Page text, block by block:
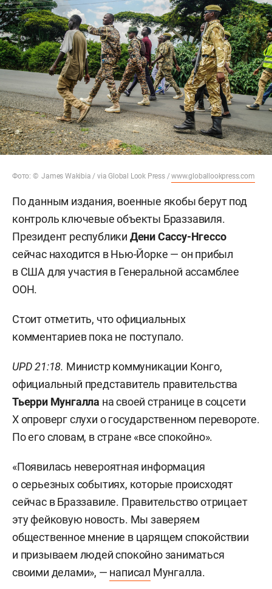
Фото: © James Wakibia / via Global Look Press /www.globallookpress.com
По данным издания, военные якобы берут под
контроль ключевые объекты Браззавиля.
Президент республики Дени Сассу-Нгессо
сейчас находится в Нью-Йорке — он прибыл
в США для участия в Генеральной ассамблее
ООН.
Стоит отметить, что официальных
комментариев пока не поступало.
UPD 21:18. Министр коммуникации Конго,
официальный представитель правительства
Тьерри Мунгалла на своей странице в соцсети
Х опроверг слухи о государственном перевороте.
По его словам, в стране «все спокойно».
«Появилась невероятная информация
о серьезных событиях, которые происходят
сейчас в Браззавиле. Правительство отрицает
эту фейковую новость. Мы заверяем
общественное мнение в царящем спокойствии
и призываем людей спокойно заниматься
своими делами», — написал Мунгалла.